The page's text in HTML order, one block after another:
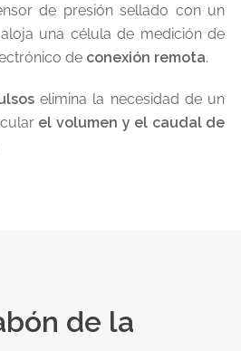
de presión sellado con un
una célula de medición de
de conexión remota.
elimina la necesidad de un
el volumen y el caudal de
de la